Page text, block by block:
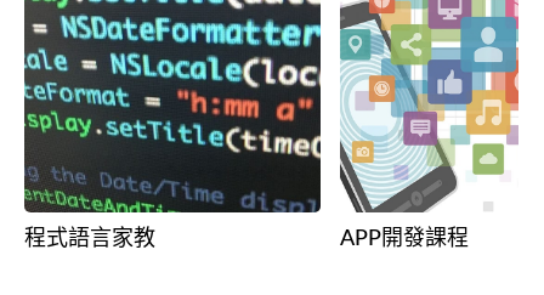
程式語言家教 APP開發課程